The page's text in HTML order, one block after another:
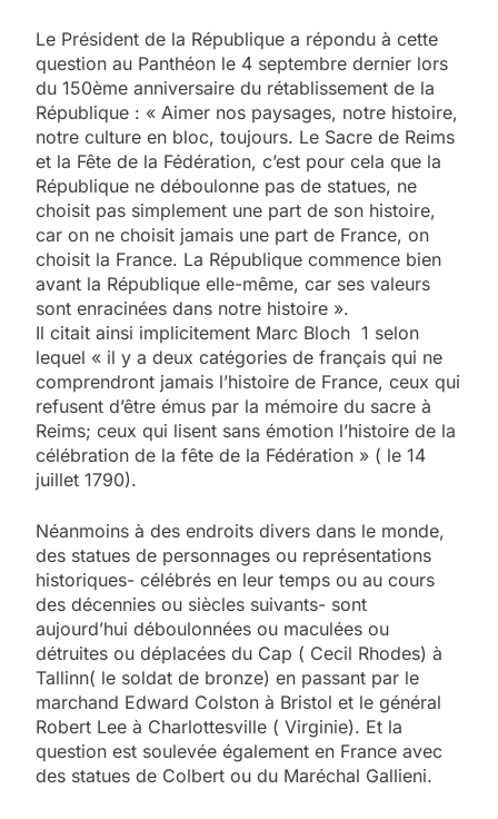
Le Président de la République a répondu à cette
question au Panthéon le 4 septembre dernier lors
du 150ème anniversaire du rétablissement de la
République : « Aimer nos paysages, notre histoire,
notre culture en bloc, toujours. Le Sacre de Reims
et la Fête de la Fédération, c’est pour cela que la
République ne déboulonne pas de statues, ne
choisit pas simplement une part de son histoire,
car on ne choisit jamais une part de France, on
choisit la France. La République commence bien
avant la République elle-même, car ses valeurs
sont enracinées dans notre histoire ».
Il citait ainsi implicitement Marc Bloch 1 selon
lequel « il y a deux catégories de français qui ne
comprendront jamais l’histoire de France, ceux qui
refusent d’être émus par la mémoire du sacre à
Reims; ceux qui lisent sans émotion l’histoire de la
célébration de la fête de la Fédération » ( le 14
juillet 1790).
Néanmoins à des endroits divers dans le monde,
des statues de personnages ou représentations
historiques- célébrés en leur temps ou au cours
des décennies ou siècles suivants- sont
aujourd’hui déboulonnées ou maculées ou
détruites ou déplacées du Cap ( Cecil Rhodes) à
Tallinn( le soldat de bronze) en passant par le
marchand Edward Colston à Bristol et le général
Robert Lee à Charlottesville ( Virginie). Et la
question est soulevée également en France avec
des statues de Colbert ou du Maréchal Gallieni.